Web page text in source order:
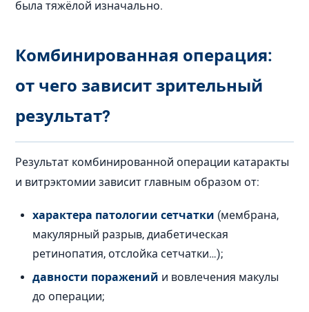
была тяжёлой изначально.
Комбинированная операция:
от чего зависит зрительный
результат?
Результат комбинированной операции катаракты
и витрэктомии зависит главным образом от:
характера патологии сетчатки (мембрана,
макулярный разрыв, диабетическая
ретинопатия, отслойка сетчатки…);
давности поражений и вовлечения макулы
до операции;